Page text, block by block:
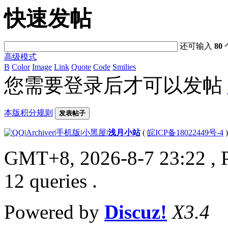
快速发帖
还可输入80
高级模式
B Color Image Link Quote Code Smilies
您需要登录后才可以发帖
本版积分规则 发表帖子
|Archiver|手机版|小黑屋|浅月小站( 皖ICP备18022449号-4 )
GMT+8, 2026-8-7 23:22 ,
12 queries .
Powered by Discuz! X3.4